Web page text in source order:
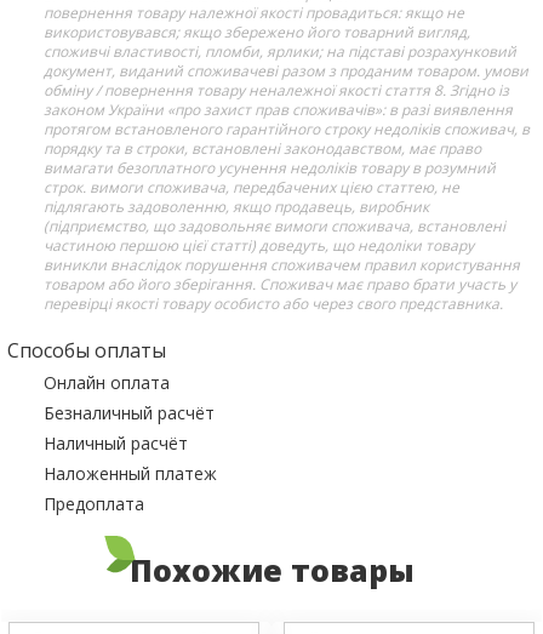
повернення товару належної якості провадиться: якщо не
використовувався; якщо збережено його товарний вигляд,
споживчі властивості, пломби, ярлики; на підставі розрахунковий
документ, виданий споживачеві разом з проданим товаром. умови
обміну / повернення товару неналежної якості стаття 8. Згідно із
законом України «про захист прав споживачів»: в разі виявлення
протягом встановленого гарантійного строку недоліків споживач, в
порядку та в строки, встановлені законодавством, має право
вимагати безоплатного усунення недоліків товару в розумний
строк. вимоги споживача, передбачених цією статтею, не
підлягають задоволенню, якщо продавець, виробник
(підприємство, що задовольняє вимоги споживача, встановлені
частиною першою цієї статті) доведуть, що недоліки товару
виникли внаслідок порушення споживачем правил користування
товаром або його зберігання. Споживач має право брати участь у
перевірці якості товару особисто або через свого представника.
Способы оплаты
Онлайн оплата
Безналичный расчёт
Наличный расчёт
Наложенный платеж
Предоплата
Похожие товары